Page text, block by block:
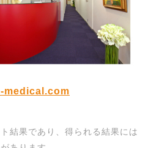
medical.com
結果であり、得られる結果には